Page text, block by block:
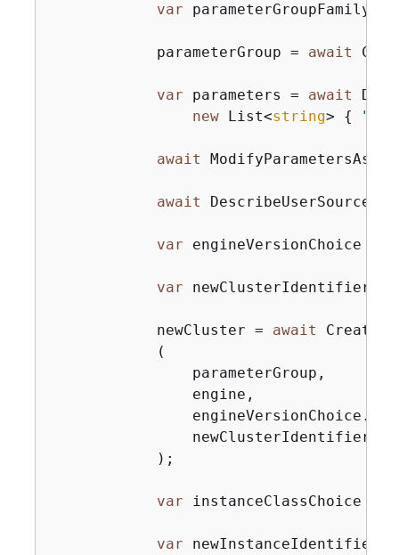
var parameterGroupFamily =
            parameterGroup =
await
var parameters = await
new List<string> {
await
await
var engineVersionChoice =
var newClusterIdentifier =
            newCluster =
await
            (
                parameterGroup,
                engine,
                newClusterIdentifier
            );
var instanceClassChoice =
var newInstanceIdentifier